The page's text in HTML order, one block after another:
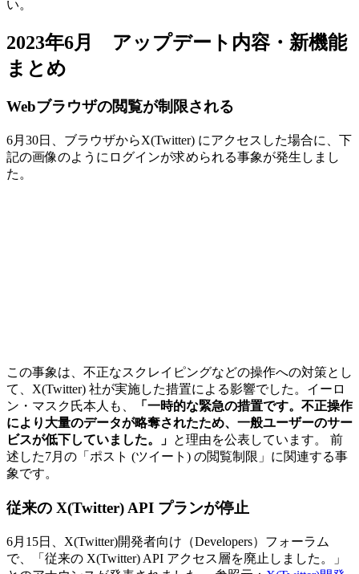
い。
2023年6月 アップデート内容・新機能
まとめ
Webブラウザの閲覧が制限される
6月30日、ブラウザからX(Twitter) にアクセスした場合に、下
記の画像のようにログインが求められる事象が発生しまし
た。
この事象は、不正なスクレイピングなどの操作への対策とし
て、X(Twitter) 社が実施した措置による影響でした。イーロ
ン・マスク氏本人も、
「一時的な緊急の措置です。不正操作
により大量のデータが略奪されたため、一般ユーザーのサー
ビスが低下していました。」 と理由を公表しています。 前
述した7月の「ポスト (ツイート) の閲覧制限」に関連する事
象です。
従来の X(Twitter) API プランが停止
6月15日、X(Twitter)開発者向け（Developers）フォーラム
で、「従来の X(Twitter) API アクセス層を廃止しました。」